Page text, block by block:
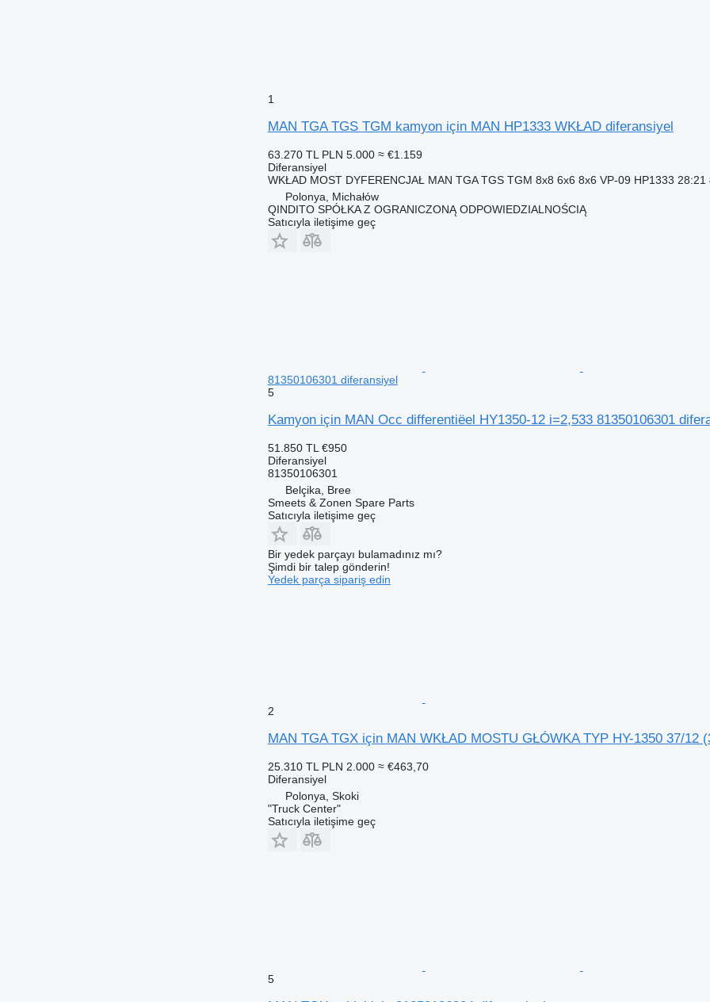
1
MAN TGA TGS TGM kamyon için MAN HP1333 WKŁAD diferansiyel
63.270 TL PLN 5.000 ≈ €1.159
Diferansiyel
WKŁAD MOST DYFERENCJAŁ MAN TGA TGS TGM 8x8 6x6 8x6 VP-09 HP1333
Polonya, Michałów
QINDITO SPÓŁKA Z OGRANICZONĄ ODPOWIEDZIALNOŚCIĄ
Satıcıyla iletişime geç
81350106301 diferansiyel
5
Kamyon için MAN Occ differentiëel HY1350-12 i=2,533 81350106301
51.850 TL €950
Diferansiyel
81350106301
Belçika, Bree
Smeets & Zonen Spare Parts
Satıcıyla iletişime geç
Bir yedek parçayı bulamadınız mı?
Şimdi bir talep gönderin!
Yedek parça sipariş edin
2
MAN TGA TGX için MAN WKŁAD MOSTU GŁÓWKA TYP HY-1350 37/12
25.310 TL PLN 2.000 ≈ €463,70
Diferansiyel
Polonya, Skoki
"Truck Center"
Satıcıyla iletişime geç
5